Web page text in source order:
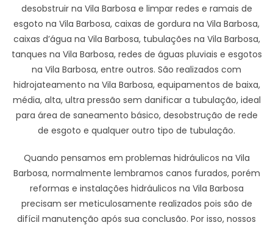
desobstruir na Vila Barbosa e limpar redes e ramais de
esgoto na Vila Barbosa, caixas de gordura na Vila Barbosa,
caixas d’água na Vila Barbosa, tubulações na Vila Barbosa,
tanques na Vila Barbosa, redes de águas pluviais e esgotos
na Vila Barbosa, entre outros. São realizados com
hidrojateamento na Vila Barbosa, equipamentos de baixa,
média, alta, ultra pressão sem danificar a tubulação, ideal
para área de saneamento básico, desobstrução de rede
de esgoto e qualquer outro tipo de tubulação.
Quando pensamos em problemas hidráulicos na Vila
Barbosa, normalmente lembramos canos furados, porém
reformas e instalações hidráulicos na Vila Barbosa
precisam ser meticulosamente realizados pois são de
difícil manutenção após sua conclusão. Por isso, nossos